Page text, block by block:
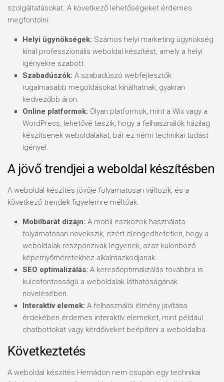
szolgáltatásokat. A következő lehetőségeket érdemes
megfontolni:
Helyi ügynökségek: Számos helyi marketing ügynökség
kínál professzionális weboldal készítést, amely a helyi
igényekre szabott.
Szabadúszók: A szabadúszó webfejlesztők
rugalmasabb megoldásokat kínálhatnak, gyakran
kedvezőbb áron.
Online platformok: Olyan platformok, mint a Wix vagy a
WordPress, lehetővé teszik, hogy a felhasználók házilag
készítsenek weboldalakat, bár ez némi technikai tudást
igényel.
A jövő trendjei a weboldal készítésben
A weboldal készítés jövője folyamatosan változik, és a
következő trendek figyelemre méltóak:
Mobilbarát dizájn: A mobil eszközök használata
folyamatosan növekszik, ezért elengedhetetlen, hogy a
weboldalak reszponzívak legyenek, azaz különböző
képernyőméretekhez alkalmazkodjanak.
SEO optimalizálás: A keresőoptimalizálás továbbra is
kulcsfontosságú a weboldalak láthatóságának
növelésében.
Interaktív elemek: A felhasználói élmény javítása
érdekében érdemes interaktív elemeket, mint például
chatbottokat vagy kérdőíveket beépíteni a weboldalba.
Következtetés
A weboldal készítés Hernádon nem csupán egy technikai